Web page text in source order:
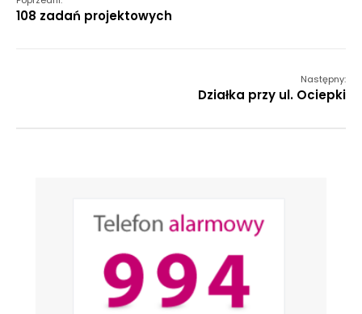
108 zadań projektowych
Następny:
Działka przy ul. Ociepki